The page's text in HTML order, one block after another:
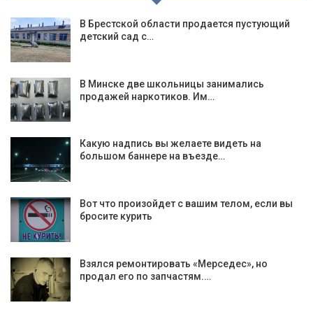
В Брестской области продается пустующий
детский сад с…
В Минске две школьницы занимались
продажей наркотиков. Им…
Какую надпись вы желаете видеть на
большом баннере на въезде…
Вот что произойдет с вашим телом, если вы
бросите курить
Взялся ремонтировать «Мерседес», но
продал его по запчастям.…